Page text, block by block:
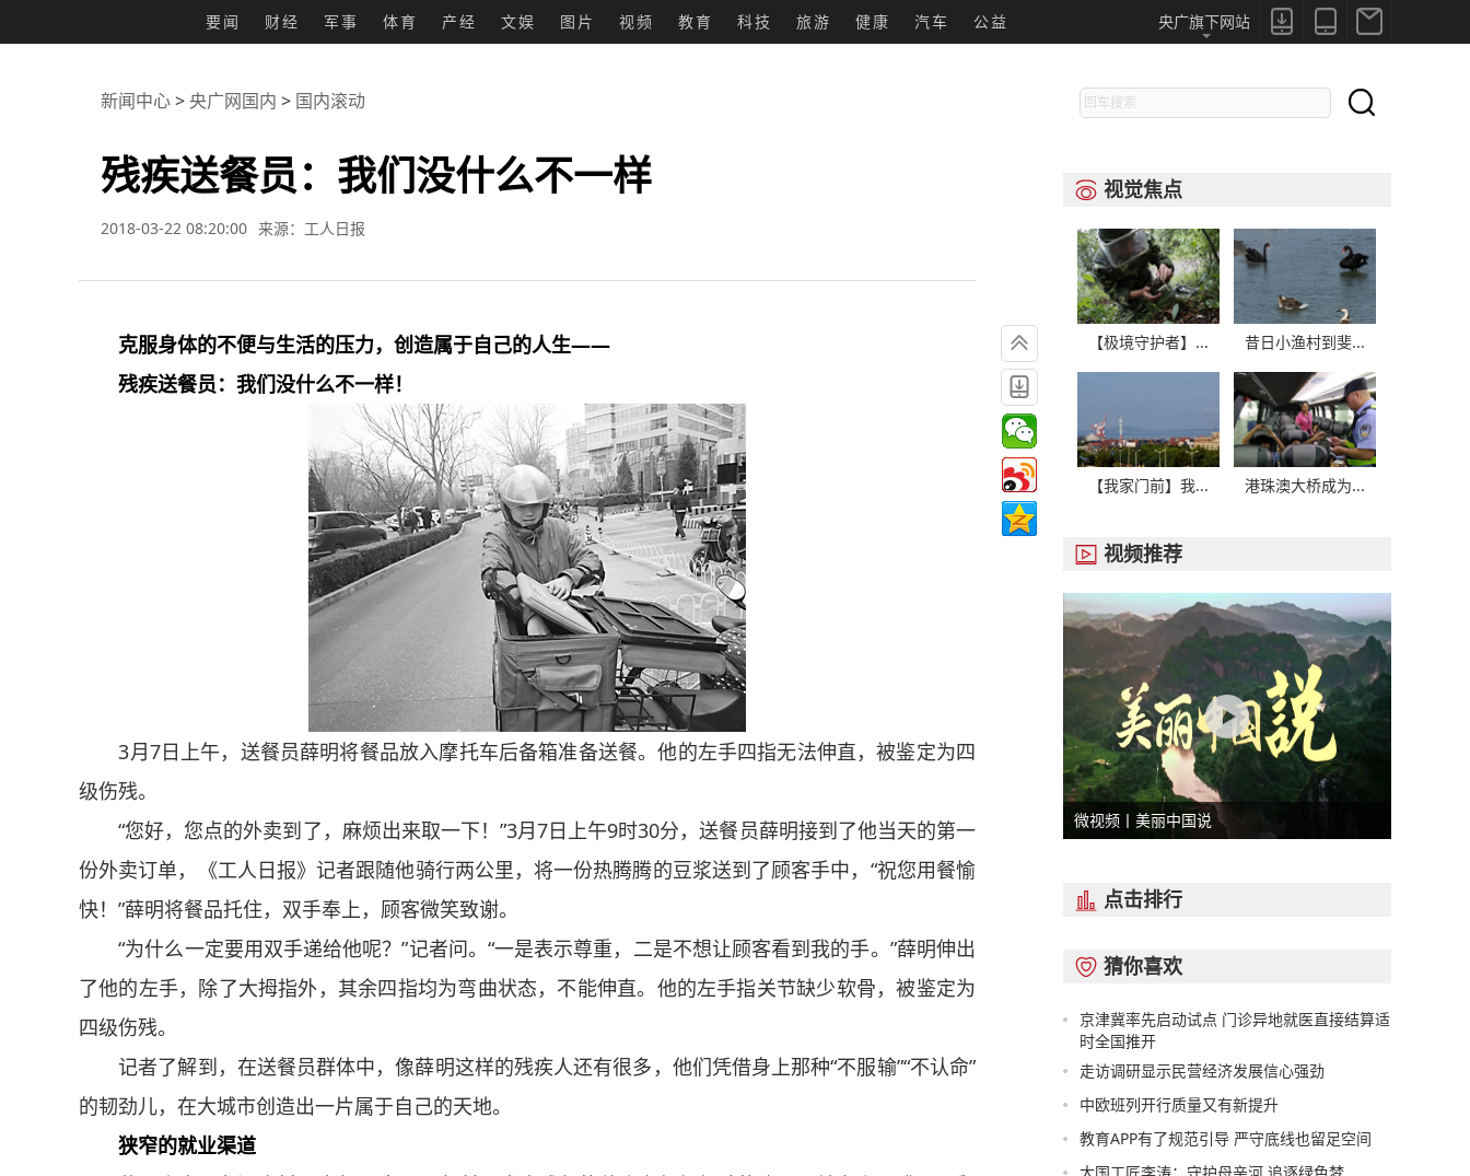
要闻 财经 军事 体育 产经 文娱 图片 视频 教育 科技 旅游 健康 汽车 公益 


央广旗下网站
新闻中心>央广网国内 > 国内滚动
残疾送餐员：我们没什么不一样
2018-03-22 08:20:00 来源：工人日报
克服身体的不便与生活的压力，创造属于自己的人生——
残疾送餐员：我们没什么不一样！
3月7日上午，送餐员薛明将餐品放入摩托车后备箱准备送餐。他的左手四指无法伸直，被鉴定为四
级伤残。
“您好，您点的外卖到了，麻烦出来取一下！”3月7日上午9时30分，送餐员薛明接到了他当天的第一
份外卖订单，《工人日报》记者跟随他骑行两公里，将一份热腾腾的豆浆送到了顾客手中，“祝您用餐愉
快！”薛明将餐品托住，双手奉上，顾客微笑致谢。
“为什么一定要用双手递给他呢？”记者问。“一是表示尊重，二是不想让顾客看到我的手。”薛明伸出
了他的左手，除了大拇指外，其余四指均为弯曲状态，不能伸直。他的左手指关节缺少软骨，被鉴定为
四级伤残。
记者了解到，在送餐员群体中，像薛明这样的残疾人还有很多，他们凭借身上那种“不服输”“不认命”
的韧劲儿，在大城市创造出一片属于自己的天地。
狭窄的就业渠道



 视觉焦点
【极境守护者】... 昔日小渔村到斐...
【我家门前】我... 港珠澳大桥成为...
 视频推荐
微视频丨美丽中国说
 点击排行
 猜你喜欢
京津冀率先启动试点 门诊异地就医直接结算适
时全国推开
走访调研显示民营经济发展信心强劲
中欧班列开行质量又有新提升
教育APP有了规范引导 严守底线也留足空间